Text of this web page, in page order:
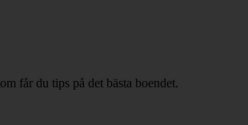
får du tips på det bästa boendet.